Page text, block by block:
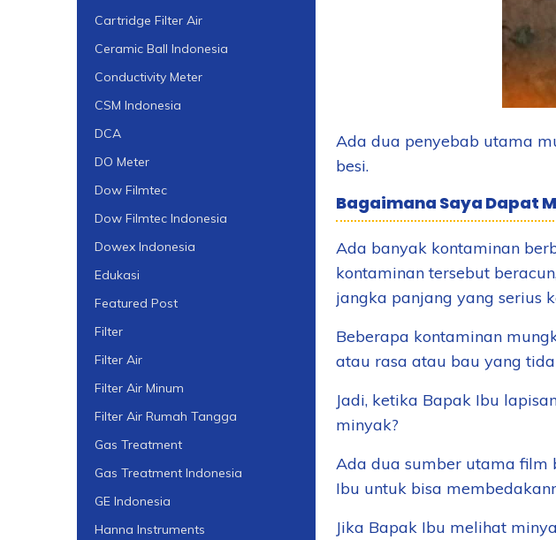
Ada dua penyebab utama
besi.
Bagaimana Saya Dapat
Ada banyak kontaminan
kontaminan tersebut
jangka panjang yang serius
Beberapa kontaminan
atau rasa atau bau yang
Jadi, ketika Bapak Ibu
minyak?
Ada dua sumber utama film
Ibu untuk bisa
Jika Bapak Ibu melihat
Cartridge Filter Air
Ceramic Ball Indonesia
Conductivity Meter
CSM Indonesia
DCA
DO Meter
Dow Filmtec
Dow Filmtec Indonesia
Dowex Indonesia
Edukasi
Featured Post
Filter
Filter Air
Filter Air Minum
Filter Air Rumah Tangga
Gas Treatment
Gas Treatment Indonesia
GE Indonesia
Hanna Instruments